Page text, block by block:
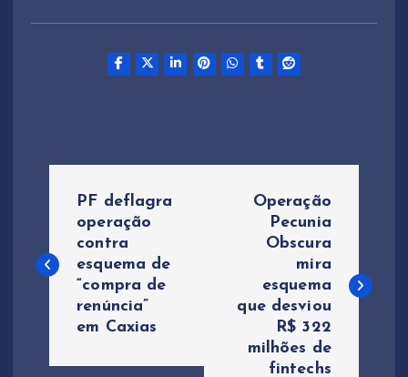
v
g
PF deflagra
operação
contra
esquema de
“compra de
renúncia”
em Caxias
Operação
Pecunia
Obscura
mira
esquema
que desviou
R$ 322
milhões de
fintechs